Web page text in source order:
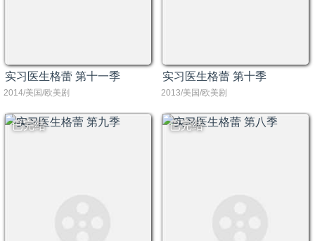
实习医生格蕾 第十一季
2014/美国/欧美剧
实习医生格蕾 第十季
2013/美国/欧美剧
已完结 已完结